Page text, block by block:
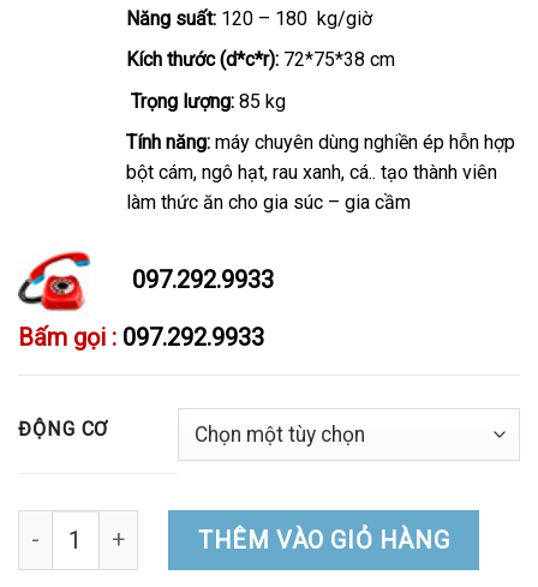
Năng suất:120 – 180 kg/giờ
Kích thước (d*c*r):72*75*38 cm
Trọng lượng:85 kg
Tính năng:máy chuyên dùng nghiền ép hỗn hợp
bột cám, ngô hạt, rau xanh, cá.. tạo thành viên
làm thức ăn cho gia súc – gia cầm
097.292.9933
Bấm gọi : 097.292.9933
ĐỘNG CƠ
Máy ép cám viên S160 Plus 3L số lượng
THÊM VÀO GIỎ HÀNG